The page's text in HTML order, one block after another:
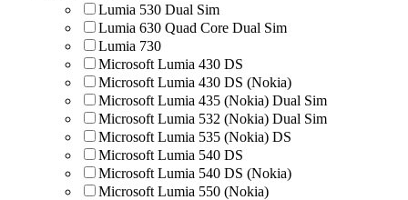
Lumia 530 Dual Sim
Lumia 630 Quad Core Dual Sim
Lumia 730
Microsoft Lumia 430 DS
Microsoft Lumia 430 DS (Nokia)
Microsoft Lumia 435 (Nokia) Dual Sim
Microsoft Lumia 532 (Nokia) Dual Sim
Microsoft Lumia 535 (Nokia) DS
Microsoft Lumia 540 DS
Microsoft Lumia 540 DS (Nokia)
Microsoft Lumia 550 (Nokia)